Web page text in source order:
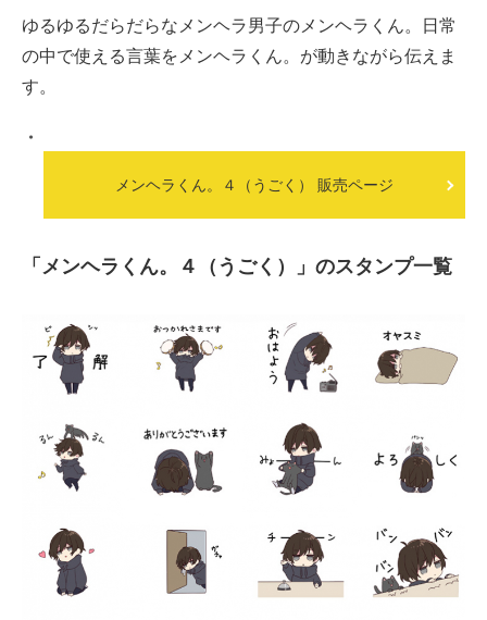
ゆるゆるだらだらなメンヘラ男子のメンヘラくん。日常
の中で使える言葉をメンヘラくん。が動きながら伝えま
す。
メンヘラくん。４（うごく） 販売ページ
「メンヘラくん。４（うごく）」のスタンプ一覧